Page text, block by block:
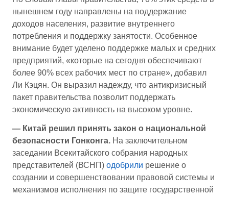
нынешнем году направлены на поддержание
доходов населения, развитие внутреннего
потребления и поддержку занятости. Особенное
внимание будет уделено поддержке малых и средних
предприятий, «которые на сегодня обеспечивают
более 90% всех рабочих мест по стране», добавил
Ли Кэцян. Он выразил надежду, что антикризисный
пакет правительства позволит поддержать
экономическую активность на высоком уровне.
— Китай решил принять закон о национальной
безопасности Гонконга. На заключительном
заседании Всекитайского собрания народных
представителей (ВСНП) одобрили решение о
создании и совершенствовании правовой системы и
механизмов исполнения по защите государственной